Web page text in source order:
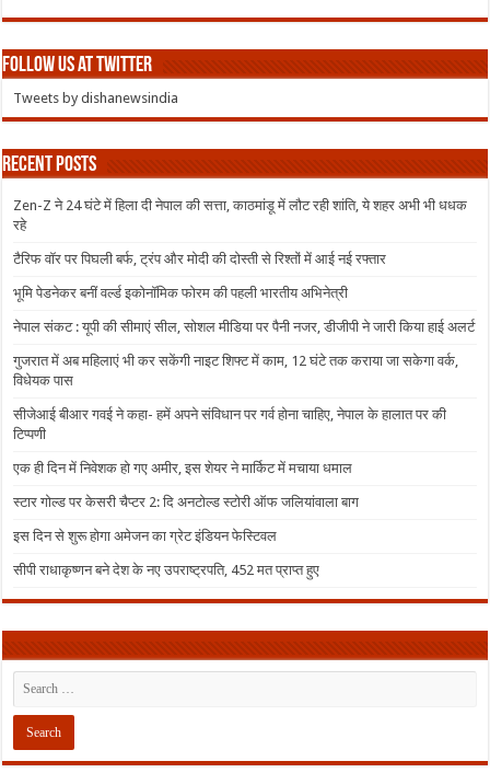
Follow us at Twitter
Tweets by dishanewsindia
Recent Posts
Zen-Z ने 24 घंटे में हिला दी नेपाल की सत्ता, काठमांडू में लौट रही शांति, ये शहर अभी भी धधक
रहे
टैरिफ वॉर पर पिघली बर्फ, ट्रंप और मोदी की दोस्ती से रिश्तों में आई नई रफ्तार
भूमि पेडनेकर बनीं वर्ल्ड इकोनॉमिक फोरम की पहली भारतीय अभिनेत्री
नेपाल संकट : यूपी की सीमाएं सील, सोशल मीडिया पर पैनी नजर, डीजीपी ने जारी किया हाई अलर्ट
गुजरात में अब महिलाएं भी कर सकेंगी नाइट शिफ्ट में काम, 12 घंटे तक कराया जा सकेगा वर्क,
विधेयक पास
सीजेआई बीआर गवई ने कहा- हमें अपने संविधान पर गर्व होना चाहिए, नेपाल के हालात पर की
टिप्पणी
एक ही दिन में निवेशक हो गए अमीर, इस शेयर ने मार्किट में मचाया धमाल
स्टार गोल्ड पर केसरी चैप्टर 2: दि अनटोल्ड स्टोरी ऑफ जलियांवाला बाग
इस दिन से शुरू होगा अमेजन का ग्रेट इंडियन फेस्टिवल
सीपी राधाकृष्णन बने देश के नए उपराष्ट्रपति, 452 मत प्राप्त हुए